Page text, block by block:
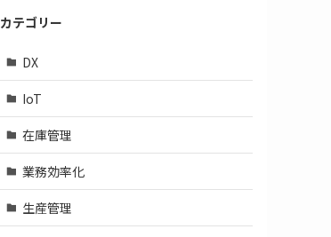
カテゴリー
DX
IoT
在庫管理
業務効率化
生産管理